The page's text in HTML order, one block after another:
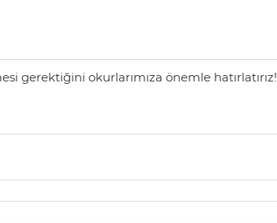
gerektiğini okurlarımıza önemle hatırlatırız!